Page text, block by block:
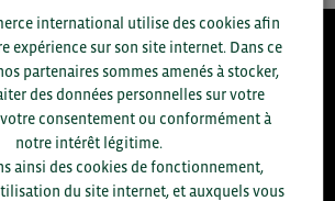
RÉALISÉS EN 2025
conseils réglementaires, réunions
international utilise des cookies afin
expérience sur son site internet. Dans ce
partenaires sommes amenés à stocker,
des données personnelles sur votre
consentement ou conformément à
notre intérêt légitime.
ainsi des cookies de fonctionnement,
du site internet, et auxquels vous